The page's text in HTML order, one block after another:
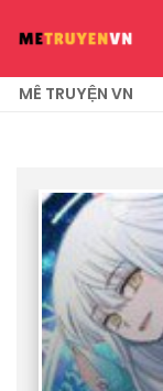
MÊ TRUYỆN VN